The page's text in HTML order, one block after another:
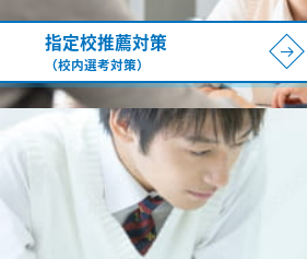
指定校推薦対策
（校内選考対策）